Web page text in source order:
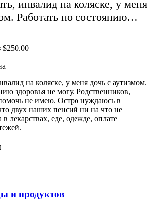
инвалид на коляске, у меня
Работать по состоянию…
$250.00
на коляске, у меня дочь с аутизмом.
здоровья не могу. Родственников,
не имею. Остро нуждаюсь в
двух наших пенсий ни на что не
в лекарствах, еде, одежде, оплате
и продуктов